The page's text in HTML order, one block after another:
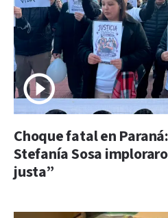
Choque fatal en
Stefanía Sosa
justa”